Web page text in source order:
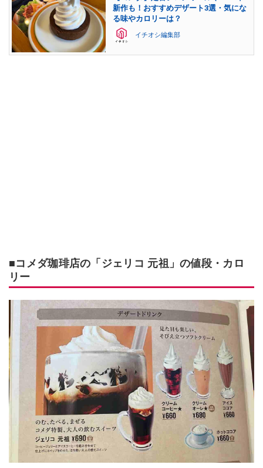
新作も！おすすめデザート3選・気にな
る味やカロリーは？
イチオシ編集部
■コメダ珈琲店の「ジェリコ 元祖」の値段・カロ
リー